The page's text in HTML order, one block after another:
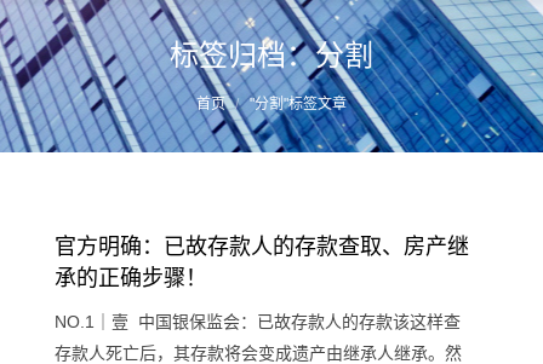
标签归档：分割
您的位置： 首页 "分割"标签文章
官方明确：已故存款人的存款查取、房产继
承的正确步骤！
NO.1｜壹 中国银保监会：已故存款人的存款该这样查
存款人死亡后，其存款将会变成遗产由继承人继承。然